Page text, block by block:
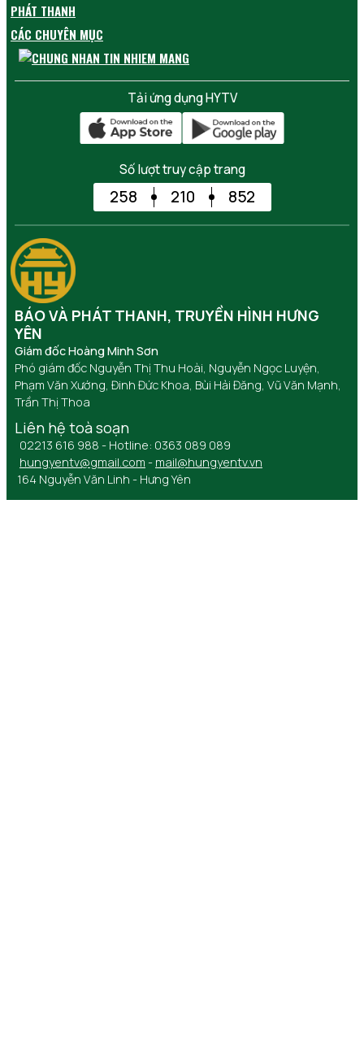
PHÁT THANH
CÁC CHUYÊN MỤC
Tải ứng dụng HYTV
Số lượt truy cập trang
258 210 852
BÁO VÀ PHÁT THANH, TRUYỀN HÌNH HƯNG
YÊN
Giám đốc Hoàng Minh Sơn
Phó giám đốc Nguyễn Thị Thu Hoài, Nguyễn Ngọc Luyện,
Phạm Văn Xướng, Đinh Đức Khoa, Bùi Hải Đăng, Vũ Văn Mạnh,
Trần Thị Thoa
Liên hệ toà soạn
02213 616 988 - Hotline: 0363 089 089
hungyentv@gmail.com - mail@hungyentv.vn
164 Nguyễn Văn Linh - Hưng Yên